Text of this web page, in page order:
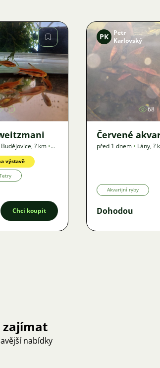
,? km •
výstavě
Chci koupit
PK
Petr
Karlovský
68
Červené
před 1 dnem • Lány,?
Akvarijní ryby
Dohodou
zajímat
nabídky